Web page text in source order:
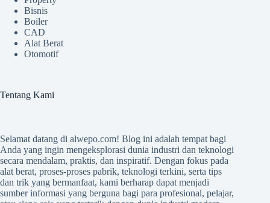
Bisnis
Boiler
CAD
Alat Berat
Otomotif
Tentang Kami
Selamat datang di alwepo.com! Blog ini adalah tempat bagi
Anda yang ingin mengeksplorasi dunia industri dan teknologi
secara mendalam, praktis, dan inspiratif. Dengan fokus pada
alat berat, proses-proses pabrik, teknologi terkini, serta tips
dan trik yang bermanfaat, kami berharap dapat menjadi
sumber informasi yang berguna bagi para profesional, pelajar,